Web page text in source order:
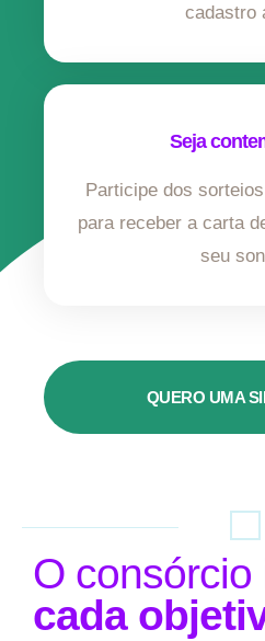
cadastro
Seja
Participe dos
para receber a carta
seu
QUERO UMA
O consórcio
cada